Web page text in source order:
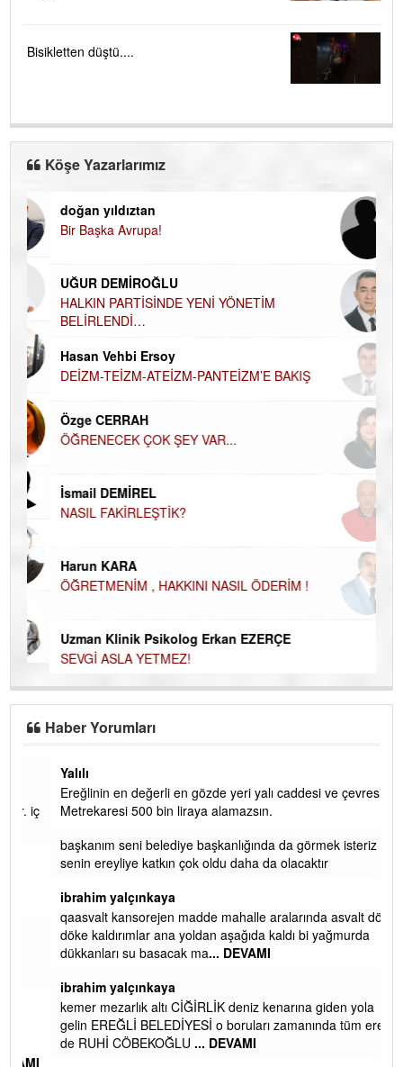
Bisikletten düştü....
Köşe Yazarlarımız
doğan yıldıztan
Bir Başka Avrupa!
UĞUR DEMİROĞLU
HALKIN PARTİSİNDE YENİ YÖNETİM
BELİRLENDİ…
Hasan Vehbi Ersoy
DEİZM-TEİZM-ATEİZM-PANTEİZM’E BAKIŞ
Özge CERRAH
ÖĞRENECEK ÇOK ŞEY VAR...
İsmail DEMİREL
NASIL FAKİRLEŞTİK?
Harun KARA
ÖĞRETMENİM , HAKKINI NASIL ÖDERİM !
Uzman Klinik Psikolog Erkan EZERÇE
SEVGİ ASLA YETMEZ!
Yalılı
Ereğlinin en değerli en gözde yeri yalı caddesi ve çevresidir.
Metrekaresi 500 bin liraya alamazsın.
başkanım seni belediye başkanlığında da görmek isteriz
senin ereyliye katkın çok oldu daha da olacaktır
ibrahim yalçınkaya
qaasvalt kansorejen madde mahalle aralarında asvalt döke
döke kaldırımlar ana yoldan aşağıda kaldı bi yağmurda
ibrahim yalçınkaya
kemer mezarlık altı CİĞİRLİK deniz kenarına giden yola
gelin EREĞLİ BELEDİYESİ o boruları zamanında tüm ereğli
de RUHİ CÖBEKOĞLU